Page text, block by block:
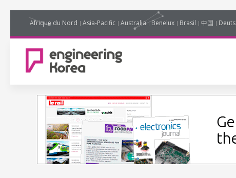
Afrique du Nord Asia-Pacific Australia Benelux Brasil 中国